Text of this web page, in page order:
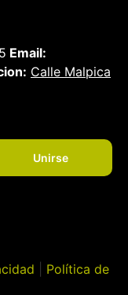
Email:
Calle Malpica
Unirse
Política de